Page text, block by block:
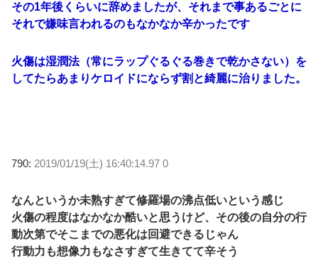
その1年後くらいに辞めましたが、それまで事あるごとに
それで嫌味言われるのもなかなか辛かったです
火傷は湿潤法（常にラップぐるぐる巻きで乾かさない）を
してたらあまりケロイドにならず割と綺麗に治りました。
790: 2019/01/19(土) 16:40:14.97 0
なんというか未熟すぎて修羅場の沸点低いという感じ
火傷の程度はなかなか酷いと思うけど、その後の自分の行
動次第でそこまでの悪化は回避できるじゃん
行動力も想像力もなさすぎて生きてて辛そう